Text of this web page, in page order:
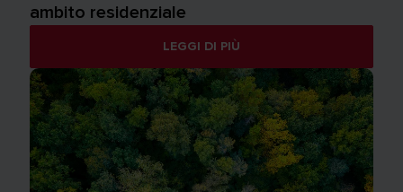
ambito residenziale
LEGGI DI PIÙ